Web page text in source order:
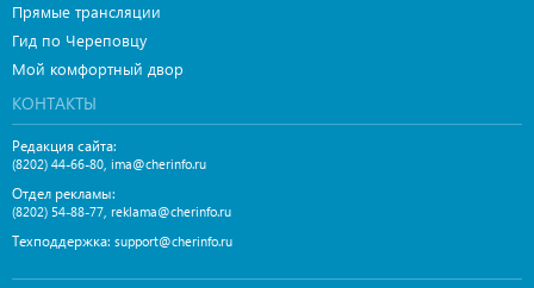
Прямые трансляции
Гид по Череповцу
Мой комфортный двор
КОНТАКТЫ
Редакция сайта:
(8202) 44-66-80, ima@cherinfo.ru
Отдел рекламы:
(8202) 54-88-77, reklama@cherinfo.ru
Техподдержка: support@cherinfo.ru